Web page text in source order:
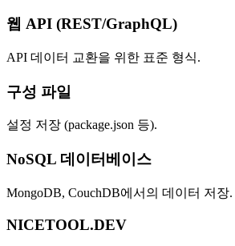
웹 API (REST/GraphQL)
API 데이터 교환을 위한 표준 형식.
구성 파일
설정 저장 (package.json 등).
NoSQL 데이터베이스
MongoDB, CouchDB에서의 데이터 저장.
NICETOOL.DEV